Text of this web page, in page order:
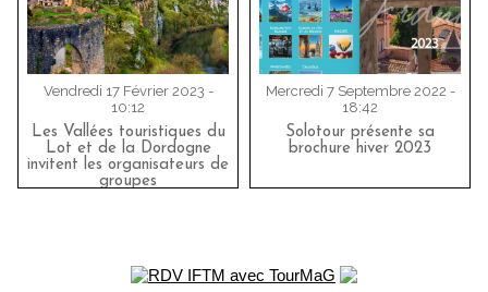
Vendredi 17 Février 2023 -
10:12
Les Vallées touristiques du
Lot et de la Dordogne
invitent les organisateurs de
groupes
Mercredi 7 Septembre 2022 -
18:42
Solotour présente sa
brochure hiver 2023